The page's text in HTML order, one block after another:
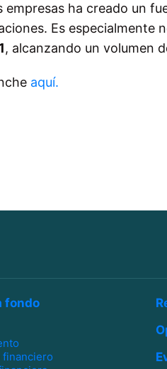
empresas ha creado un
Es especialmente
, alcanzando un volumen
aquí.
fondo
financiero